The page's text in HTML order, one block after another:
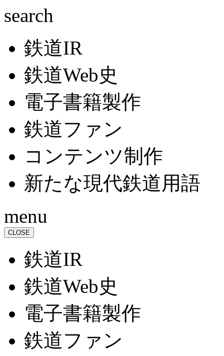
search
鉄道IR
鉄道Web史
電子書籍製作
鉄道ファン
コンテンツ制作
新たな現代鉄道用語
menu
CLOSE
鉄道IR
鉄道Web史
電子書籍製作
鉄道ファン